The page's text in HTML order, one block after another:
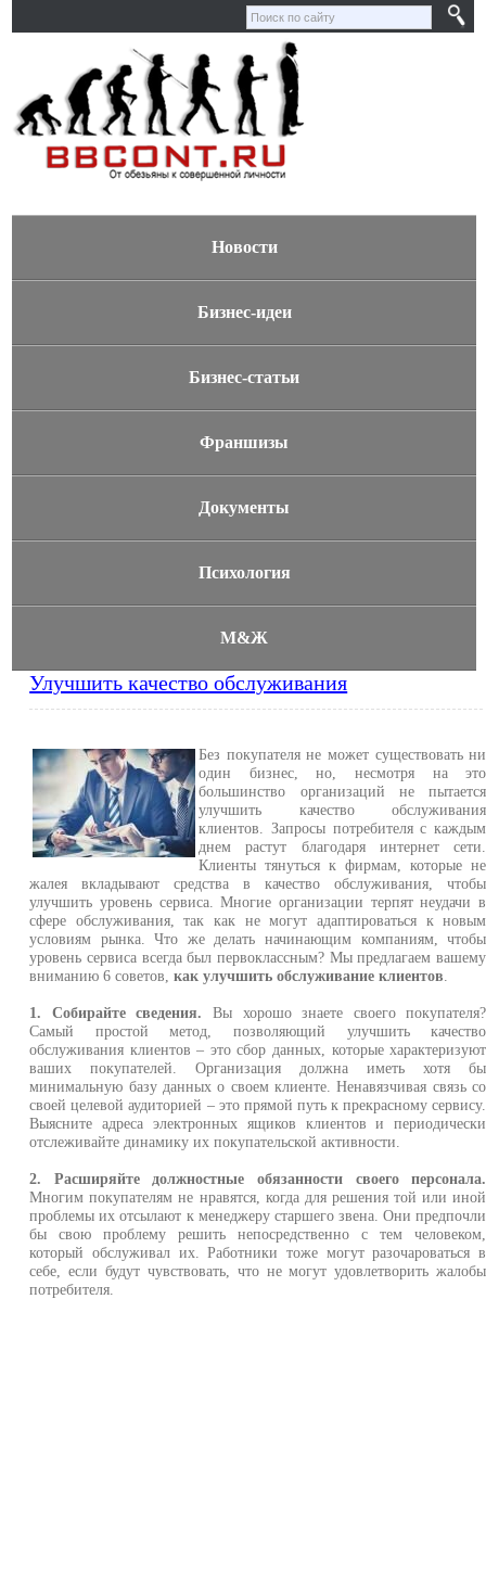
Новости
Бизнес-идеи
Бизнес-статьи
Франшизы
Документы
Психология
М&Ж
Улучшить качество обслуживания
Без покупателя не может существовать ни
один бизнес, но, несмотря на это
большинство организаций не пытается
улучшить качество обслуживания
клиентов. Запросы потребителя с каждым
днем растут благодаря интернет сети.
Клиенты тянуться к фирмам, которые не
жалея вкладывают средства в качество обслуживания, чтобы
улучшить уровень сервиса. Многие организации терпят неудачи в
сфере обслуживания, так как не могут адаптироваться к новым
условиям рынка. Что же делать начинающим компаниям, чтобы
уровень сервиса всегда был первоклассным? Мы предлагаем вашему
вниманию 6 советов,как улучшить обслуживание клиентов
1. Собирайте сведения. Вы хорошо знаете своего покупателя?
Самый простой метод, позволяющий улучшить качество
обслуживания клиентов – это сбор данных, которые характеризуют
ваших покупателей. Организация должна иметь хотя бы
минимальную базу данных о своем клиенте. Ненавязчивая связь со
своей целевой аудиторией – это прямой путь к прекрасному сервису.
Выясните адреса электронных ящиков клиентов и периодически
отслеживайте динамику их покупательской активности.
2. Расширяйте должностные обязанности своего персонала.
Многим покупателям не нравятся, когда для решения той или иной
проблемы их отсылают к менеджеру старшего звена. Они предпочли
бы свою проблему решить непосредственно с тем человеком,
который обслуживал их. Работники тоже могут разочароваться в
себе, если будут чувствовать, что не могут удовлетворить жалобы
потребителя.